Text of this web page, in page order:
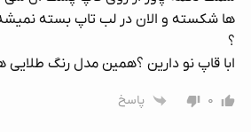
ها شکسته و الان در لب تاپ بسته
؟
ابا قاپ نو دارین ؟همین مدل رنگ
۰ پاسخ